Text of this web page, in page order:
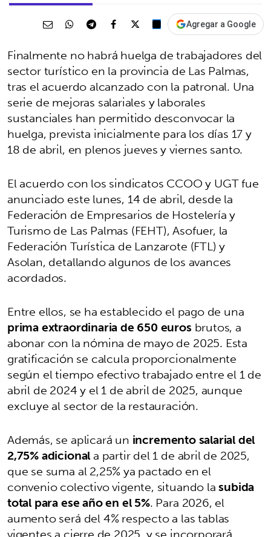
Agregar a Google
Finalmente no habrá huelga de trabajadores del
sector turístico en la provincia de Las Palmas,
tras el acuerdo alcanzado con la patronal. Una
serie de mejoras salariales y laborales
sustanciales han permitido desconvocar la
huelga, prevista inicialmente para los días 17 y
18 de abril, en plenos jueves y viernes santo.
El acuerdo con los sindicatos CCOO y UGT fue
anunciado este lunes, 14 de abril, desde la
Federación de Empresarios de Hostelería y
Turismo de Las Palmas (FEHT), Asofuer, la
Federación Turística de Lanzarote (FTL) y
Asolan, detallando algunos de los avances
acordados.
Entre ellos, se ha establecido el pago de una
prima extraordinaria de 650 euros brutos, a
abonar con la nómina de mayo de 2025. Esta
gratificación se calcula proporcionalmente
según el tiempo efectivo trabajado entre el 1 de
abril de 2024 y el 1 de abril de 2025, aunque
excluye al sector de la restauración.
Además, se aplicará un incremento salarial del
2,75% adicionala partir del 1 de abril de 2025,
que se suma al 2,25% ya pactado en el
convenio colectivo vigente, situando lasubida
total para ese año en el 5%. Para 2026, el
aumento será del 4% respecto a las tablas